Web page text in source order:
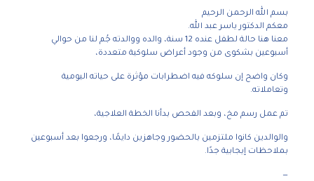
بسم الله الرحمن الرحيم
معكم الدكتور ياسر عبد الله.
معنا هنا حالة لطفل عنده 12 سنة، والده ووالدته جُم لنا من حوالي
أسبوعين بشكوى من وجود أعراض سلوكية متعددة،
وكان واضح إن سلوكه فيه اضطرابات مؤثرة على حياته اليومية
وتعاملاته.
تم عمل رسم مخ، وبعد الفحص بدأنا الخطة العلاجية،
والوالدين كانوا ملتزمين بالحضور وجاهزين دايمًا، ورجعوا بعد أسبوعين
بملاحظات إيجابية جدًا.
—